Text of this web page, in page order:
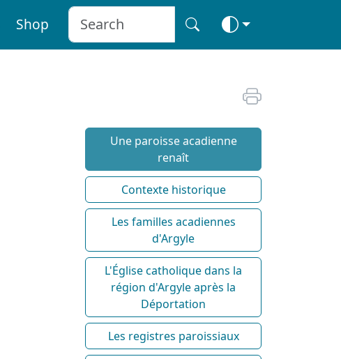
Shop
Une paroisse acadienne
renaît
Contexte historique
Les familles acadiennes
d'Argyle
L'Église catholique dans la
région d'Argyle après la
Déportation
Les registres paroissiaux